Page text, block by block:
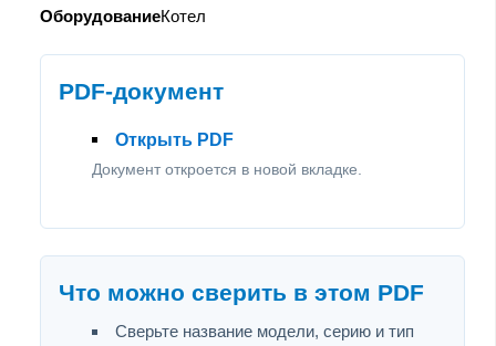
ОборудованиеКотел
PDF-документ
Открыть PDF
Документ откроется в новой вкладке.
Что можно сверить в этом PDF
Сверьте название модели, серию и тип